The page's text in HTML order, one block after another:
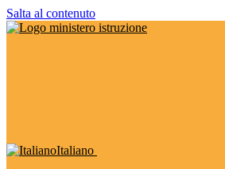
Salta al contenuto
Italiano